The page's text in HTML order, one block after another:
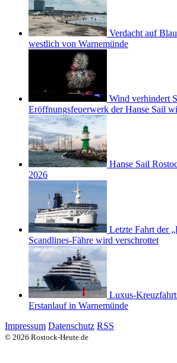
Verdacht auf
westlich von Warnemünde
Wind verhindert
Eröffnungsfeuerwerk der Hanse Sail
Hanse Sail
2026
Letzte Fahrt der
Scandlines-Fähre wird verschrottet
Luxus-
Erstanlauf in Warnemünde
Impressum Datenschutz RSS
© 2026 Rostock-Heute.de